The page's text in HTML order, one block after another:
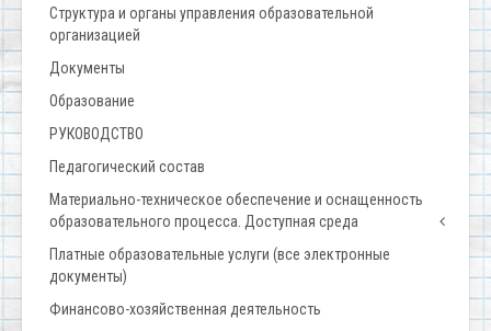
Структура и органы управления образовательной
организацией
Документы
Образование
РУКОВОДСТВО
Педагогический состав
Материально-техническое обеспечение и оснащенность
образовательного процесса. Доступная среда
Платные образовательные услуги (все электронные
документы)
Финансово-хозяйственная деятельность